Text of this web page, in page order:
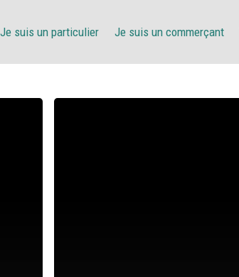
Je suis un particulier Je suis un commerçant